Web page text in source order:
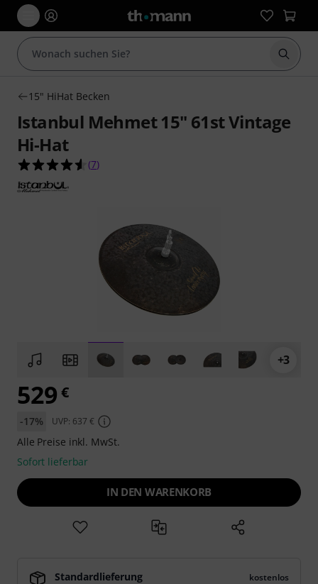
Suche
15" HiHat Becken
Istanbul Mehmet 15" 61st Vintage
Hi-Hat
4.6 von 5 Sternen aus 7 Kundenbewertungen
(7)
+3
529 €
-17% UVP: 637 €
Alle Preise inkl. MwSt.
Sofort lieferbar
IN DEN WARENKORB
Standardlieferung
kostenlos